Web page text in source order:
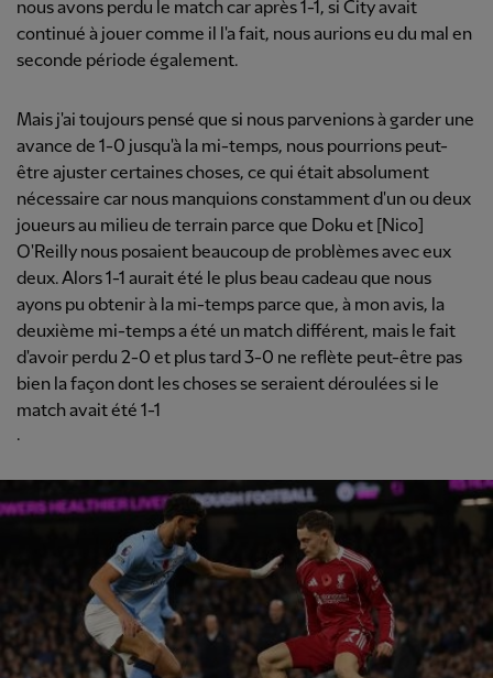
nous avons perdu le match car après 1-1, si City avait
continué à jouer comme il l'a fait, nous aurions eu du mal en
seconde période également.
Mais j'ai toujours pensé que si nous parvenions à garder une
avance de 1-0 jusqu'à la mi-temps, nous pourrions peut-
être ajuster certaines choses, ce qui était absolument
nécessaire car nous manquions constamment d'un ou deux
joueurs au milieu de terrain parce que Doku et [Nico]
O'Reilly nous posaient beaucoup de problèmes avec eux
deux. Alors 1-1 aurait été le plus beau cadeau que nous
ayons pu obtenir à la mi-temps parce que, à mon avis, la
deuxième mi-temps a été un match différent, mais le fait
d'avoir perdu 2-0 et plus tard 3-0 ne reflète peut-être pas
bien la façon dont les choses se seraient déroulées si le
match avait été 1-1
.